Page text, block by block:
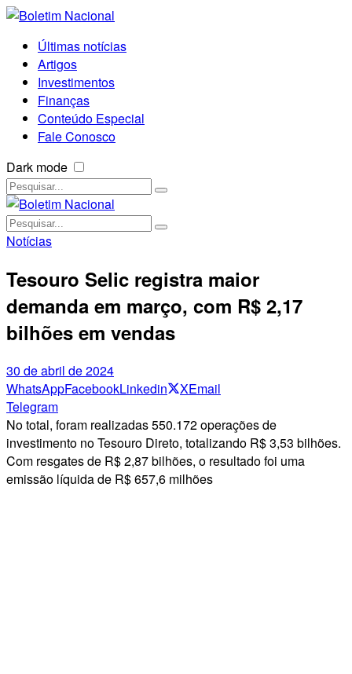
Últimas notícias
Artigos
Investimentos
Finanças
Conteúdo Especial
Fale Conosco
Dark mode
Notícias
Tesouro Selic registra maior
demanda em março, com R$ 2,17
bilhões em vendas
30 de abril de 2024
WhatsAppFacebookLinkedin XEmail
Telegram
No total, foram realizadas 550.172 operações de
investimento no Tesouro Direto, totalizando R$ 3,53 bilhões.
Com resgates de R$ 2,87 bilhões, o resultado foi uma
emissão líquida de R$ 657,6 milhões